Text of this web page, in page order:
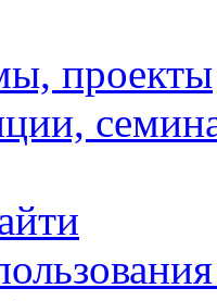
проекты